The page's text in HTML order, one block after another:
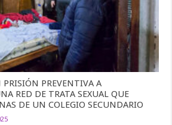
PREVENTIVA A
RED DE TRATA SEXUAL QUE
DE UN COLEGIO SECUNDARIO